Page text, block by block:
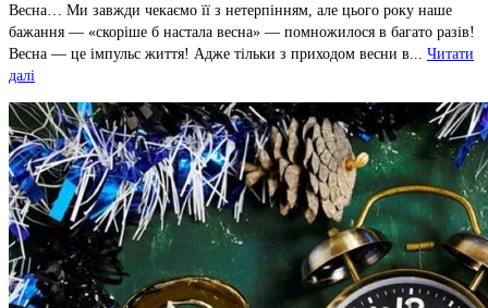
Весна… Ми завжди чекаємо її з нетерпінням, але цього року наше
бажання — «скоріше б настала весна» — помножилося в багато разів!
Весна — це імпульс життя! Адже тільки з приходом весни в... Читати
далі